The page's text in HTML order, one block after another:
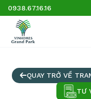
0938.67.16.16
QUAY TRỞ VỀ
TƯ